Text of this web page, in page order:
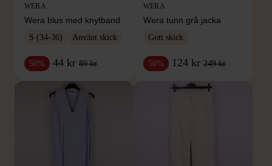
WERA
Wera blus med knytband
S (34-36) Använt skick
50% 44 kr 89 kr
WERA
Wera tunn grå jacka
Gott skick
50% 124 kr 249 kr